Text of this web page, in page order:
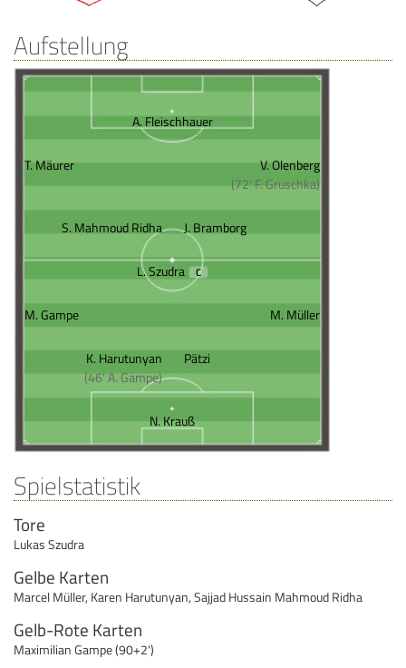
Aufstellung
A. Fleischhauer
T. Mäurer
V. Olenberg
(72' F. Gruschka)
S. Mahmoud Ridha J. Bramborg
L. Szudra C
M. Gampe M. Müller
K. Harutunyan
(46' A. Gampe)
Pätzi
N. Krauß
Spielstatistik
Tore
Lukas Szudra
Gelbe Karten
Marcel Müller, Karen Harutunyan,Sajjad Hussain Mahmoud Ridha
Gelb-Rote Karten
Maximilian Gampe (90+2')